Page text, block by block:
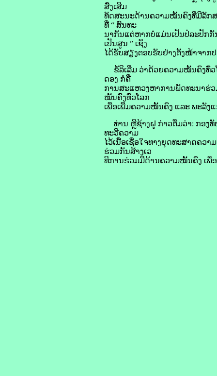
ສົ່ງເສີມ
ທັດສະນະ​ດ້ານ​ຄວາມ​ໝັ້ນຄົງ​ທີ່​ມີ​ລັກ
ທີ່ “ ສົນທະ
ນາ​ກັນ​ແຕ່​ຫາກ​ບໍ່​ແມ່ນ​ເປັນ​ປໍ​ລະ​ປັກ​
ເປັນ​ສູນ ” ເຊິ່ງ​
ໄດ້​ຮັບ​ສຽງ​ຕອບ​ຮັບ​ຢ່າງ​ຕັ້ງໜ້າ​ຈາກ​
ຂໍ້​ລິ​ເລີ່ມ ວ່າ​ດ້ວຍ​ຄວາມ​ໝັ້ນຄົງ​ທົ່ວ​
ດອງ ກໍ​ຄື​
ການ​ສະແຫວງຫາ​ການ​ພັດທະນາ​ຮ່ວ
ໝັ້ນຄົງ​ທົ່ວ​ໂລກ
ເພື່ອ​ເພີ່ມ​ຄວາມ​ໝັ້ນຄົງ ແລະ ພະລັງ​
ທ່ານ ຫຼີ​ຊ້າງ​ຝູ ກ່າວ​ຕື່ມ​ວ່າ: ກອງທັ
ທະວີ​ຄວາມ
ໄວ້​ເນື້ອ​ເຊື່ອ​ໃຈ​ທາງ​ຍຸດ​ທະ​ສາດ​ຄວ
ຮ່ວມ​ກັນ​ສ້າງ​ເວ
ທີ​ການ​ຮ່ວມ​ມື​ດ້ານ​ຄວາມ​ໝັ້ນຄົງ ເພື່